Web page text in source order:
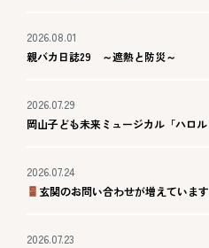
2026.08.01
親バカ日誌29 ～遮熱と防災～
2026.07.29
岡山子ども未来ミュージカル「ハロ
2026.07.24
玄関のお問い合わせが増えていま
2026.07.23